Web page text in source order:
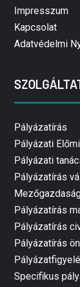
Impresszum
Kapcsolat
Adatvédelmi
Pályázatírás
Pályázati
Pályázati
Pályázatírás
Pályázatírás
Pályázatírás
Pályázatírás
Specifikus